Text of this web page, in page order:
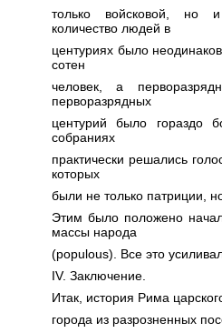
только войсковой, но
количество людей в
центуриях было
сотен
человек, а
перворазрядных
центурий было гораздо
собраниях
практически решались
которых
были не только патриции,
Этим было положено
массы народа
(populous). Все это
IV. Заключение.
Итак, история Рима
города из разрозненных